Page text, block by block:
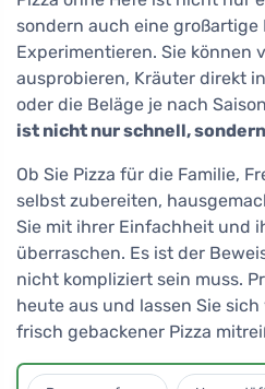
sondern auch eine großartige
Experimentieren. Sie können
ausprobieren, Kräuter direkt
oder die Beläge je nach
ist nicht nur schnell,
Ob Sie Pizza für die Familie,
selbst zubereiten,
Sie mit ihrer Einfachheit und
überraschen. Es ist der
nicht kompliziert sein muss.
heute aus und lassen Sie
frisch gebackener Pizza